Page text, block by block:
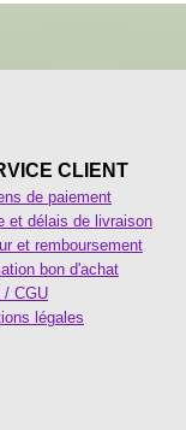
CLIENT
de paiement
et délais de livraison
et remboursement
bon d'achat
/ CGU
légales